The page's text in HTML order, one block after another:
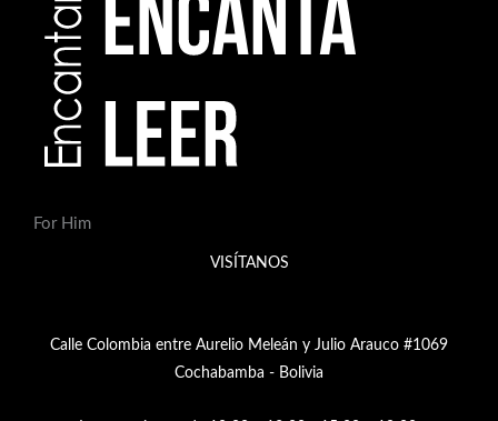
For Him
VISÍTANOS
Calle Colombia entre Aurelio Meleán y Julio Arauco #1069
Cochabamba - Bolivia